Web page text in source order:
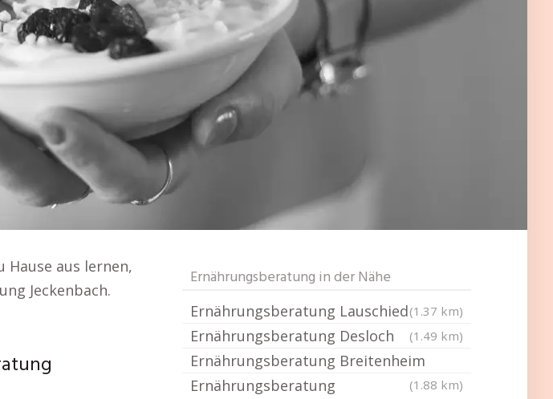
Hause aus lernen,
Jeckenbach.
Ernährungsberatung in der Nähe
Ernährungsberatung Lauschied(1.37 km)
Ernährungsberatung Desloch (1.49 km)
Ernährungsberatung Breitenheim
(1.88 km)
Ernährungsberatung